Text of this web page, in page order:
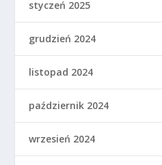
styczeń 2025
grudzień 2024
listopad 2024
październik 2024
wrzesień 2024